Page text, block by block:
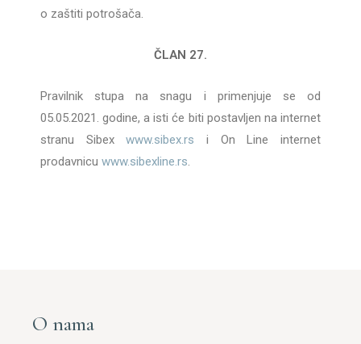
o zaštiti potrošača.
ČLAN 27.
Pravilnik stupa na snagu i primenjuje se od
05.05.2021. godine, a isti će biti postavljen na internet
stranu Sibexwww.sibex.rs i On Line internet
prodavnicuwww.sibexline.rs.
O nama